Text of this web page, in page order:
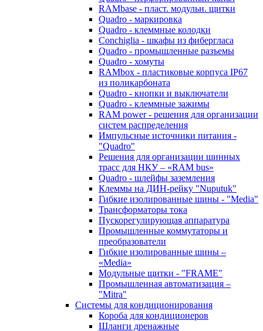
RAMbase - пласт. модульн. щитки
Quadro - маркировка
Quadro - клеммные колодки
Conchiglia - шкафы из фибергласа
Quadro - промышленные разъемы
Quadro - хомуты
RAMbox - пластиковые корпуса IP67
из поликарбоната
Quadro - кнопки и выключатели
Quadro - клеммные зажимы
RAM power - решения для организации
систем распределения
Импульсные источники питания -
"Quadro"
Решения для организации шинных
трасс для НКУ – «RAM bus»
Quadro - шлейфы заземления
Клеммы на ДИН-рейку "Nuputuk"
Гибкие изолированные шины - "Media"
Трансформаторы тока
Пускорегулирующая аппаратура
Промышленные коммутаторы и
преобразователи
Гибкие изолированные шины –
«Media»
Модульные щитки - "FRAME"
Промышленная автоматизация –
"Mitra"
Системы для кондиционирования
Короба для кондиционеров
Шланги дренажные